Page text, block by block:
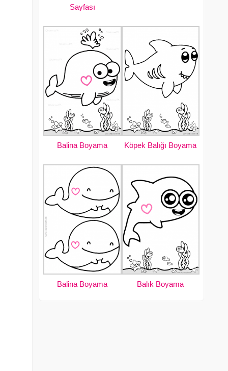
Sayfası
Balina Boyama Köpek Balığı Boyama
Balina Boyama Balık Boyama